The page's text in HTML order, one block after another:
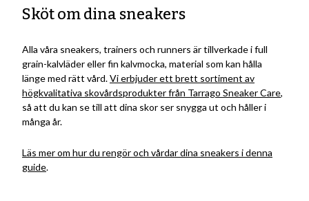
Sköt om dina sneakers
Alla våra sneakers, trainers och runners är tillverkade i full
grain-kalvläder eller fin kalvmocka, material som kan hålla
länge med rätt vård.Vi erbjuder ett brett sortiment av
högkvalitativa skovårdsprodukter från Tarrago Sneaker Care,
så att du kan se till att dina skor ser snygga ut och håller i
många år.
Läs mer om hur du rengör och vårdar dina sneakers i denna
guide.